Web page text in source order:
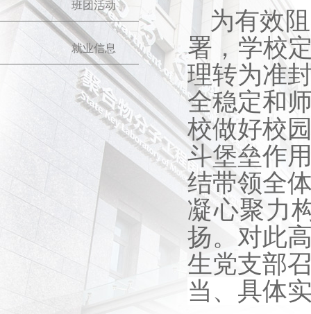
班团活动
就业信息
为有效
署，学校
理转为准
全稳定和
校做好校
斗堡垒作
结带领全
凝心聚力
扬。对此
生党支部
当、具体